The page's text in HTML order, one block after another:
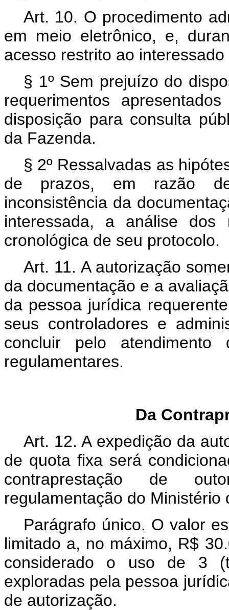
Art. 10. O procedimento
em meio eletrônico, e,
acesso restrito ao
§ 1º Sem prejuízo do
requerimentos
disposição para consulta
da Fazenda.
§ 2º Ressalvadas as
de prazos, em razão de
inconsistência da
interessada, a análise dos
cronológica de seu protocolo.
Art. 11. A autorização
da documentação e a
da pessoa jurídica
seus controladores e
concluir pelo
regulamentares.
Da
Art. 12. A expedição da
de quota fixa será
contraprestação de
regulamentação do Ministério
Parágrafo único. O valor
limitado a, no máximo, R$
considerado o uso de 3
exploradas pela pessoa
de autorização.